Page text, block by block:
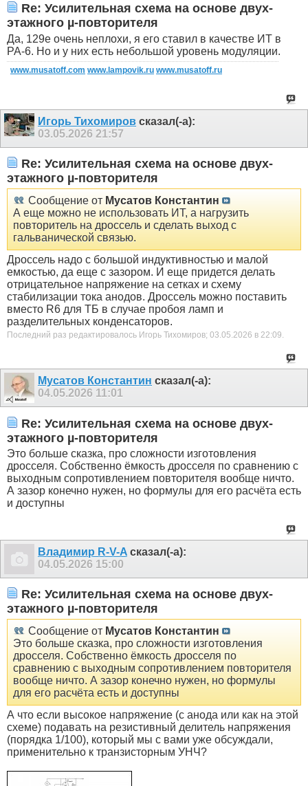
Re: Усилительная схема на основе двух-
этажного µ-повторителя
Да, 129е очень неплохи, я его ставил в качестве ИТ в
РА-6. Но и у них есть небольшой уровень модуляции.
www.musatoff.com www.lampovik.ru www.musatoff.ru
Игорь Тихомиров сказал(-а):
03.05.2026 21:57
Re: Усилительная схема на основе двух-
этажного µ-повторителя
Сообщение от Мусатов Константин
А еще можно не использовать ИТ, а нагрузить
повторитель на дроссель и сделать выход с
гальванической связью.
Дроссель надо с большой индуктивностью и малой
емкостью, да еще с зазором. И еще придется делать
отрицательное напряжение на сетках и схему
стабилизации тока анодов. Дроссель можно поставить
вместо R6 для ТБ в случае пробоя ламп и
разделительных конденсаторов.
Последний раз редактировалось Игорь Тихомиров; 03.05.2026 в 22:09.
Мусатов Константин сказал(-а):
04.05.2026 11:01
Re: Усилительная схема на основе двух-
этажного µ-повторителя
Это больше сказка, про сложности изготовления
дросселя. Собственно ёмкость дросселя по сравнению с
выходным сопротивлением повторителя вообще ничто.
А зазор конечно нужен, но формулы для его расчёта есть
и доступны
Владимир R-V-A сказал(-а):
04.05.2026 15:00
Re: Усилительная схема на основе двух-
этажного µ-повторителя
Сообщение от Мусатов Константин
Это больше сказка, про сложности изготовления
дросселя. Собственно ёмкость дросселя по
сравнению с выходным сопротивлением повторителя
вообще ничто. А зазор конечно нужен, но формулы
для его расчёта есть и доступны
А что если высокое напряжение (с анода или как на этой
схеме) подавать на резистивный делитель напряжения
(порядка 1/100), который мы с вами уже обсуждали,
применительно к транзисторным УНЧ?